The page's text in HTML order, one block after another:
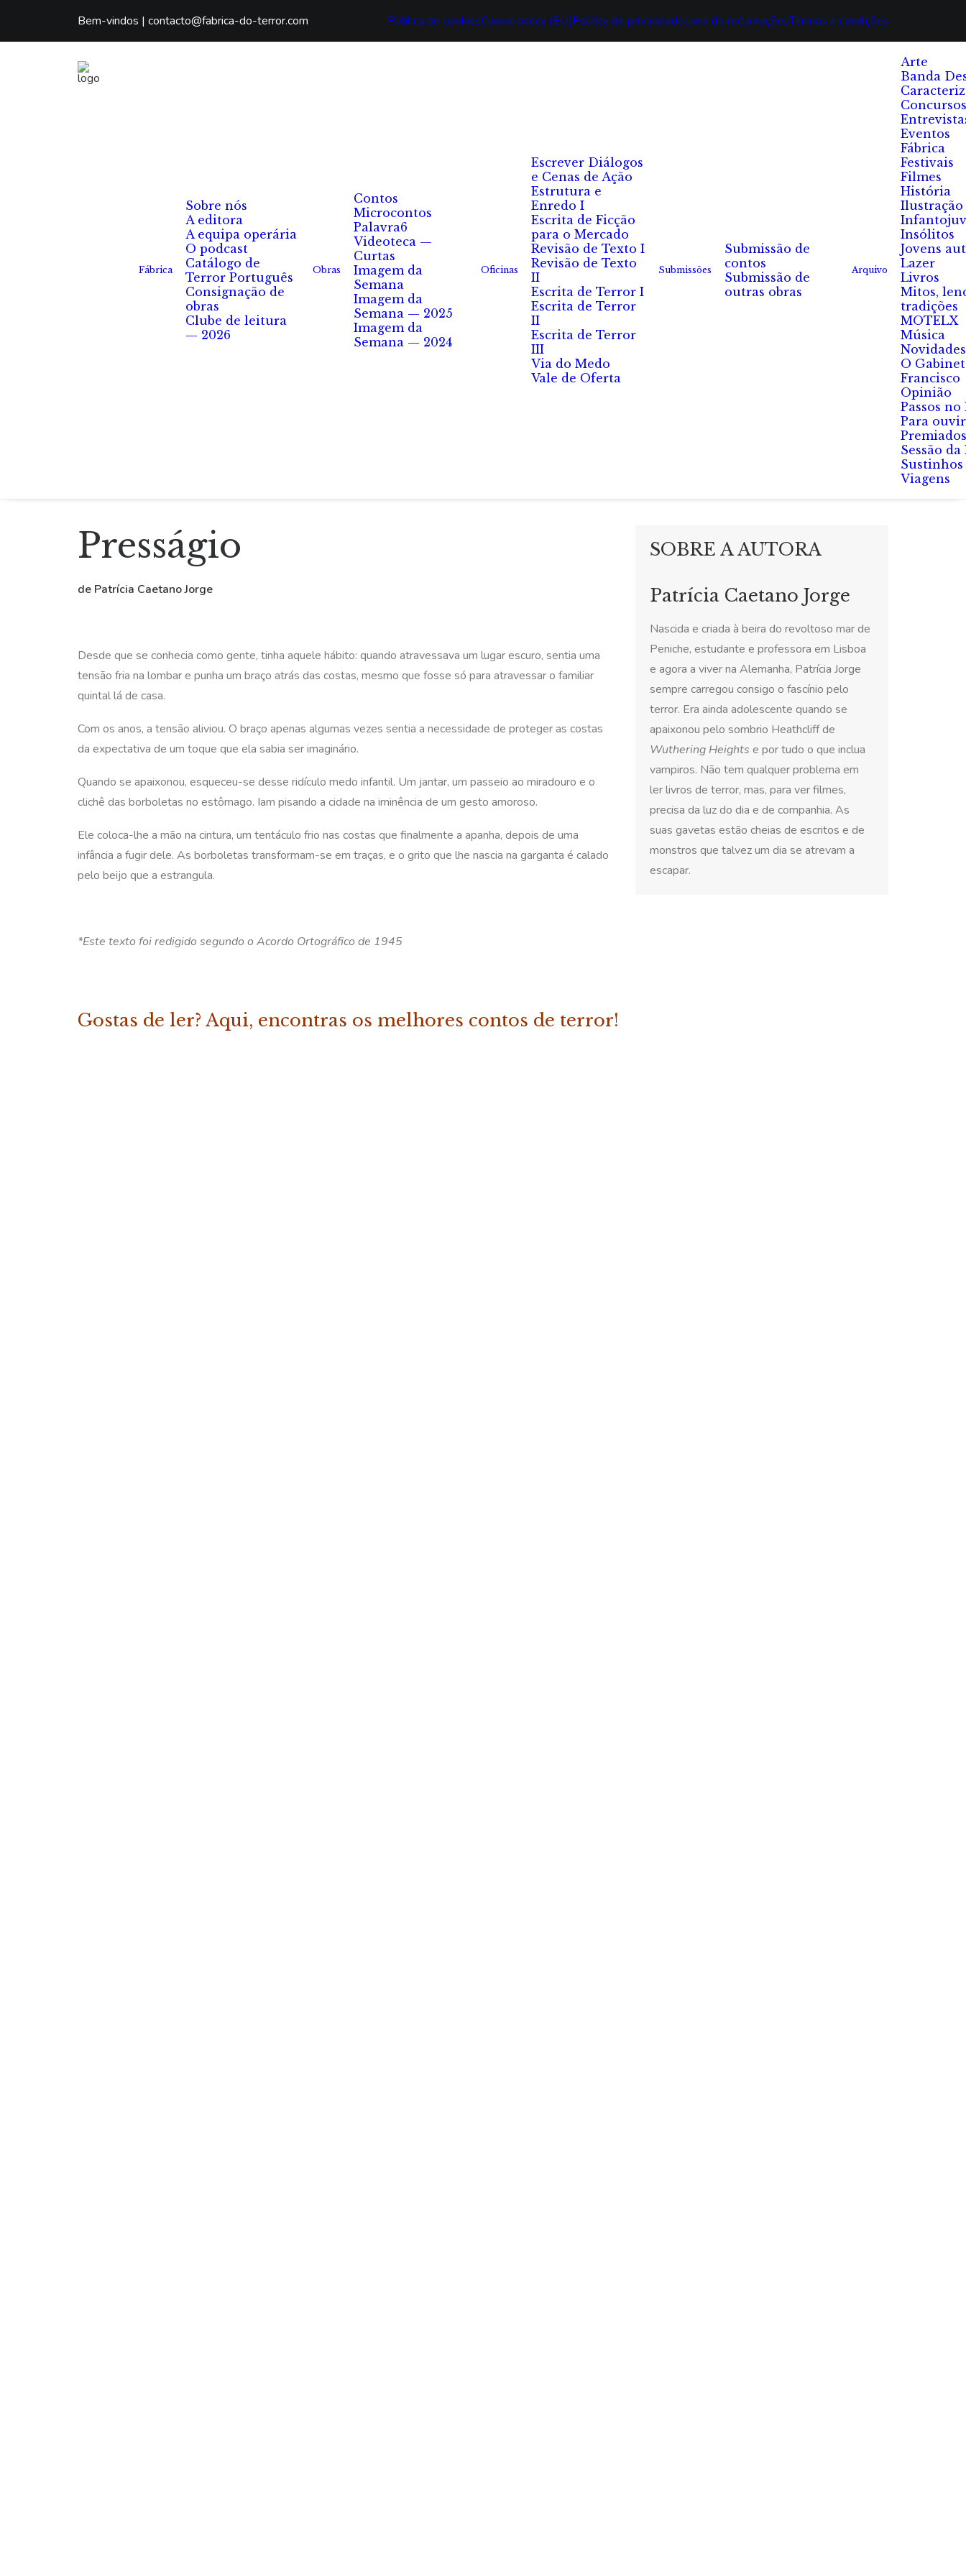
Bem-vindos | contacto@fabrica-do-terror.com Política de cookiesCookie policy (EU)Política de privacidadeLivro de reclamaçõesTermos e condições
Fábrica
Sobre nós
A editora
A equipa operária
O podcast
Catálogo de
Terror Português
Consignação de
obras
Clube de leitura
— 2026
Obras
Contos
Microcontos
Palavra6
Videoteca —
Curtas
Imagem da
Semana
Imagem da
Semana — 2025
Imagem da
Semana — 2024
Oficinas
Escrever Diálogos
e Cenas de Ação
Estrutura e
Enredo I
Escrita de Ficção
para o Mercado
Revisão de Texto I
Revisão de Texto
II
Escrita de Terror I
Escrita de Terror
II
Escrita de Terror
III
Via do Medo
Vale de Oferta
Submissões
Submissão de
contos
Submissão de
outras obras
Arquivo
Arte
Banda
Concursos
Eventos
Fábrica
Festivais
Filmes
História
Ilustração
Insólitos
Jovens
Lazer
Livros
Mitos,
tradições
MOTELX
Música
Novidades
O
Francisco
Opinião
Passos no
Para ouvir
Premiados
Sessão
Sustinhos
Viagens
Presságio
de Patrícia Caetano Jorge
Desde que se conhecia como gente, tinha aquele hábito: quando atravessava um lugar escuro, sentia uma
tensão fria na lombar e punha um braço atrás das costas, mesmo que fosse só para atravessar o familiar
quintal lá de casa.
Com os anos, a tensão aliviou. O braço apenas algumas vezes sentia a necessidade de proteger as costas
da expectativa de um toque que ela sabia ser imaginário.
Quando se apaixonou, esqueceu-se desse ridículo medo infantil. Um jantar, um passeio ao miradouro e o
clichê das borboletas no estômago. Iam pisando a cidade na iminência de um gesto amoroso.
Ele coloca-lhe a mão na cintura, um tentáculo frio nas costas que finalmente a apanha, depois de uma
infância a fugir dele. As borboletas transformam-se em traças, e o grito que lhe nascia na garganta é calado
pelo beijo que a estrangula.
*Este texto foi redigido segundo o Acordo Ortográfico de 1945
SOBRE A AUTORA
Patrícia Caetano Jorge
Nascida e criada à beira do revoltoso mar de
Peniche, estudante e professora em Lisboa
e agora a viver na Alemanha, Patrícia Jorge
sempre carregou consigo o fascínio pelo
terror. Era ainda adolescente quando se
apaixonou pelo sombrio Heathcliff de
Wuthering Heights e por tudo o que inclua
vampiros. Não tem qualquer problema em
ler livros de terror, mas, para ver filmes,
precisa da luz do dia e de companhia. As
suas gavetas estão cheias de escritos e de
monstros que talvez um dia se atrevam a
escapar.
Gostas de ler? Aqui, encontras os melhores contos de terror!